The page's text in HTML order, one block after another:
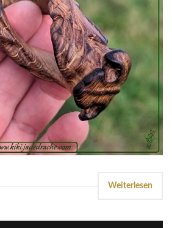
Weiterlesen